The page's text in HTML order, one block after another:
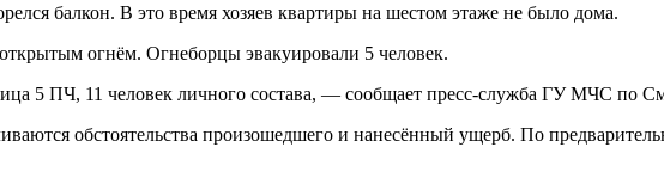
балкон. В это время хозяев квартиры на шестом этаже не было дома.
огнём. Огнеборцы эвакуировали 5 человек.
5 ПЧ, 11 человек личного состава, — сообщает пресс-служба ГУ МЧС по
обстоятельства произошедшего и нанесённый ущерб. По